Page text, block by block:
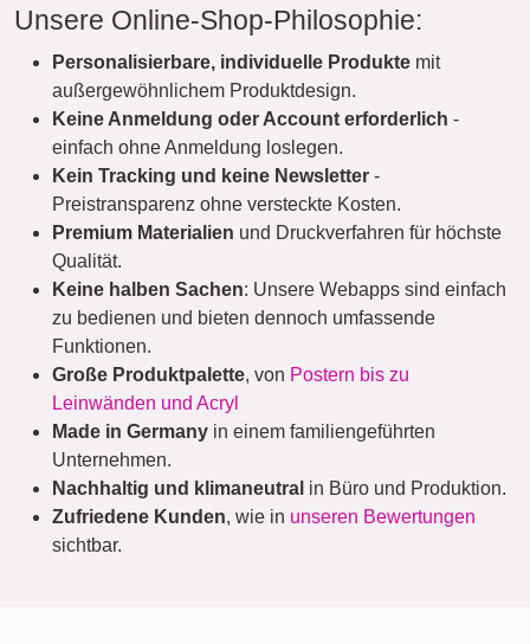
Unsere Online-Shop-Philosophie:
Personalisierbare, individuelle Produkte mit
außergewöhnlichem Produktdesign.
Keine Anmeldung oder Account erforderlich -
einfach ohne Anmeldung loslegen.
Kein Tracking und keine Newsletter -
Preistransparenz ohne versteckte Kosten.
Premium Materialien und Druckverfahren für höchste
Qualität.
Keine halben Sachen: Unsere Webapps sind einfach
zu bedienen und bieten dennoch umfassende
Funktionen.
Große Produktpalette, von Postern bis zu
Leinwänden und Acryl
Made in Germany in einem familiengeführten
Unternehmen.
Nachhaltig und klimaneutral in Büro und Produktion.
Zufriedene Kunden, wie in unseren Bewertungen
sichtbar.